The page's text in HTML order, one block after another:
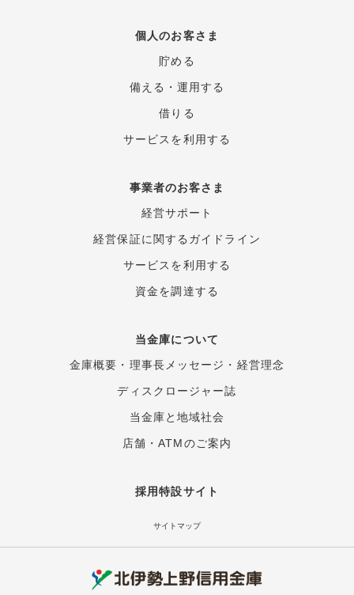
個人のお客さま
貯める
備える・運用する
借りる
サービスを利用する
事業者のお客さま
経営サポート
経営保証に関するガイド ライン
サービスを利用する
資金を調達する
当金庫について
金庫概要 ・ 理事長メッセージ ・ 経営理念
ディスクロージャー誌
当金庫と地域社会
店舗・ATMのご案内
採用特設サイト
サイトマップ